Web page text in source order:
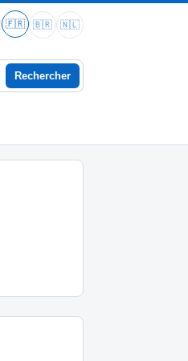
🇫🇷 🇧🇷 🇳🇱
Rechercher